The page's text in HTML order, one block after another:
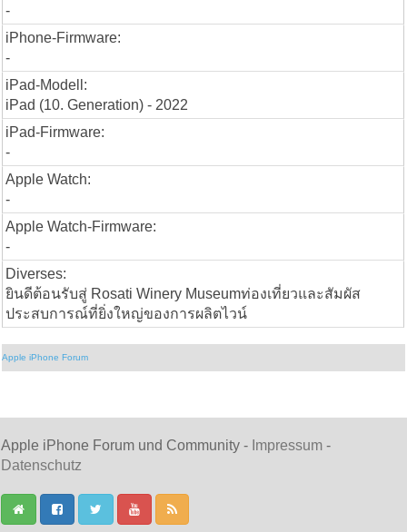
-
iPhone-Firmware:
-
iPad-Modell:
iPad (10. Generation) - 2022
iPad-Firmware:
-
Apple Watch:
-
Apple Watch-Firmware:
-
Diverses:
ยินดีต้อนรับสู่ Rosati Winery Museumท่องเที่ยวและสัมผัส
ประสบการณ์ที่ยิ่งใหญ่ของการผลิตไวน์
Apple iPhone Forum
Apple iPhone Forum und Community - Impressum -
Datenschutz